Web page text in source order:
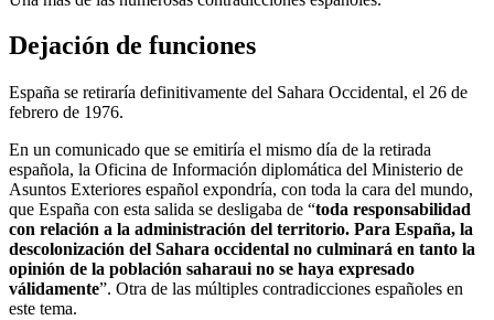
Dejación de funciones
España se retiraría definitivamente del Sahara Occidental, el 26 de
febrero de 1976.
En un comunicado que se emitiría el mismo día de la retirada
española, la Oficina de Información diplomática del Ministerio de
Asuntos Exteriores español expondría, con toda la cara del mundo,
que España con esta salida se desligaba de “toda responsabilidad
con relación a la administración del territorio. Para España, la
descolonización del Sahara occidental no culminará en tanto la
opinión de la población saharaui no se haya expresado
válidamente”. Otra de las múltiples contradicciones españoles en
este tema.